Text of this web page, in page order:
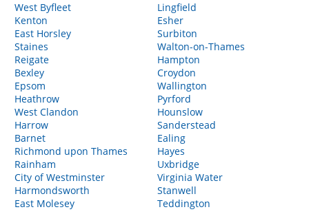
West Byfleet
Kenton
East Horsley
Staines
Reigate
Bexley
Epsom
Heathrow
West Clandon
Harrow
Barnet
Richmond upon Thames
Rainham
City of Westminster
Harmondsworth
East Molesey
Lingfield
Esher
Surbiton
Walton-on-Thames
Hampton
Croydon
Wallington
Pyrford
Hounslow
Sanderstead
Ealing
Hayes
Uxbridge
Virginia Water
Stanwell
Teddington